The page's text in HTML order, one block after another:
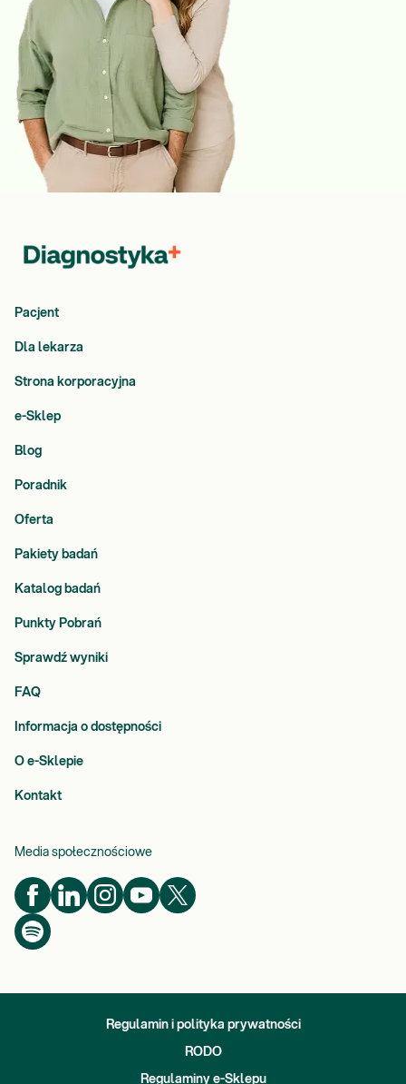
Pacjent
Dla lekarza
Strona korporacyjna
e-Sklep
Blog
Poradnik
Oferta
Pakiety badań
Katalog badań
Punkty Pobrań
Sprawdź wyniki
FAQ
Informacja o dostępności
O e-Sklepie
Kontakt
Media społecznościowe
Regulamin i polityka prywatności
RODO
Regulaminy e-Sklepu